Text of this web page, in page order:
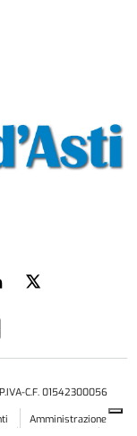
C.F. 01542300056
Amministrazione